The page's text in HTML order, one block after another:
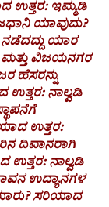
ಉತ್ತರ: ಇಮ್ಮಡಿ
ಯಾವುದು?
ಯಾರ
ಮತ್ತು ವಿಜಯನಗರ
ಹೆಸರನ್ನು
ಉತ್ತರ: ನಾಲ್ವಡಿ
ಉತ್ತರ:
ದಿವಾನರಾಗಿ
ಉತ್ತರ: ನಾಲ್ವಡಿ
ಉದ್ಯಾನಗಳ
ಸರಿಯಾದ